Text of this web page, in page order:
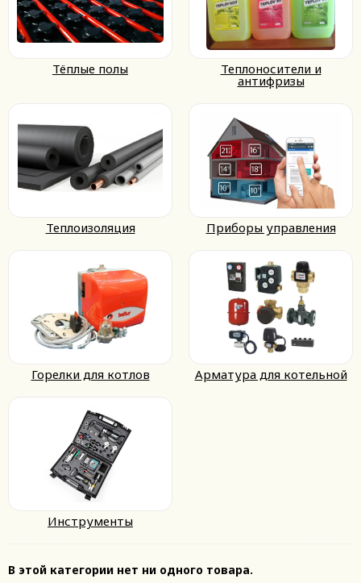
Тёплые полы Теплоносители и
антифризы
Теплоизоляция Приборы управления
Горелки для котлов Арматура для котельной
Инструменты
В этой категории нет ни одного товара.